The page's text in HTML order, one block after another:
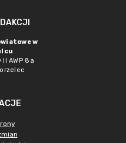
w
AWP 8a